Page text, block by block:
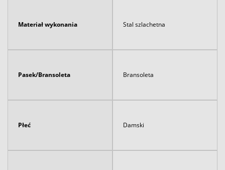
Materiał wykonania Stal szlachetna
Pasek/Bransoleta Bransoleta
Płeć Damski